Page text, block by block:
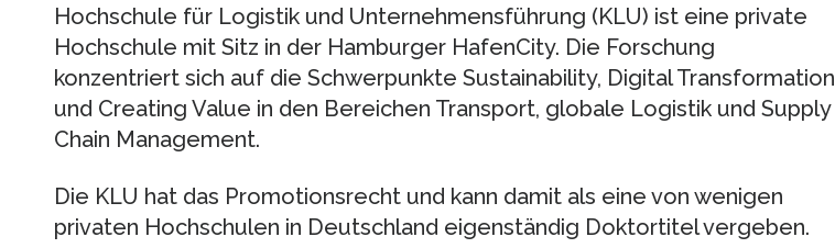
Hochschule für Logistik und Unternehmensführung (KLU) ist eine private
Hochschule mit Sitz in der Hamburger HafenCity. Die Forschung
konzentriert sich auf die Schwerpunkte Sustainability, Digital Transformation
und Creating Value in den Bereichen Transport, globale Logistik und Supply
Chain Management.
Die KLU hat das Promotionsrecht und kann damit als eine von wenigen
privaten Hochschulen in Deutschland eigenständig Doktortitel vergeben.